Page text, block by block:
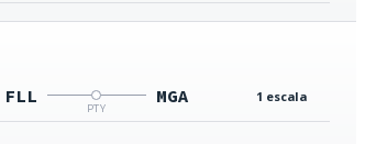
FLL
PTY
MGA 1 escala